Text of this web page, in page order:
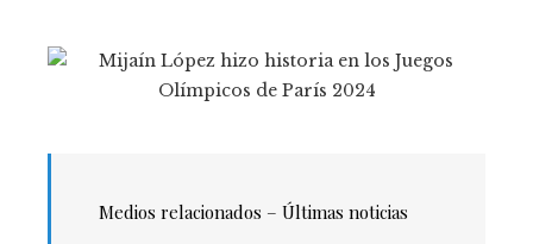
Medios relacionados – Últimas noticias